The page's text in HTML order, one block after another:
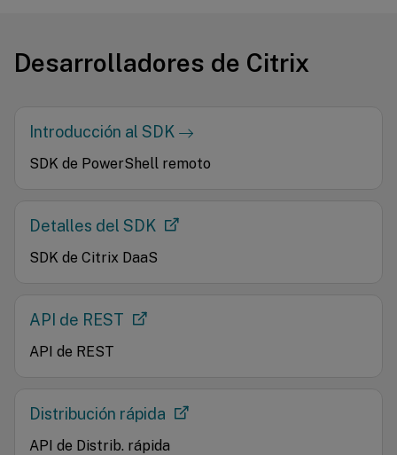
Desarrolladores de Citrix
Introducción al SDK
SDK de PowerShell remoto
Detalles del SDK
SDK de Citrix DaaS
API de REST
API de REST
Distribución rápida
API de Distrib. rápida